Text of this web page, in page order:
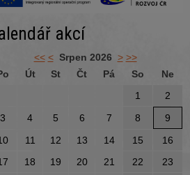
akcí
<< < Srpen 2026 > >>
Út St Čt Pá So
Ne
1
2
3
4 5 6 7 8
9
11 12 13 14 15
16
18 19 20 21 22
23